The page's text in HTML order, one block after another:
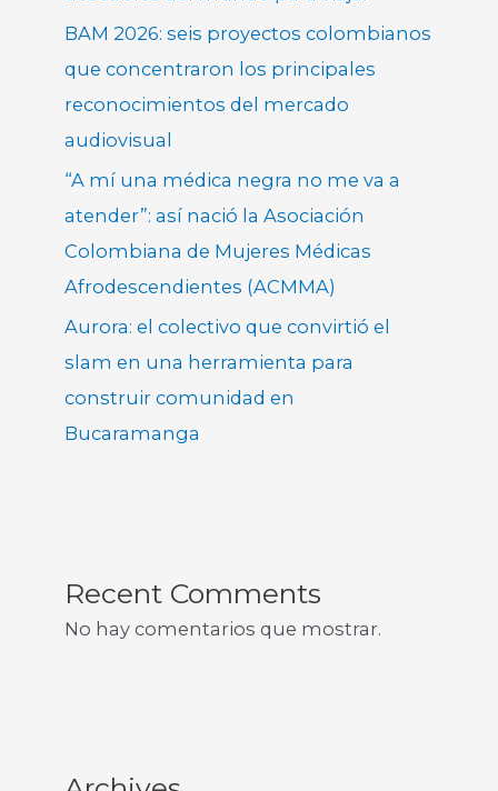
BAM 2026: seis proyectos colombianos
que concentraron los principales
reconocimientos del mercado
audiovisual
“A mí una médica negra no me va a
atender”: así nació la Asociación
Colombiana de Mujeres Médicas
Afrodescendientes (ACMMA)
Aurora: el colectivo que convirtió el
slam en una herramienta para
construir comunidad en
Bucaramanga
Recent Comments
No hay comentarios que mostrar.